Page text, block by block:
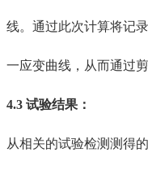
线。通过此次计算将记
一应变曲线， 从而通过
4.3 试验结果 ：
从相关的试验检测测得